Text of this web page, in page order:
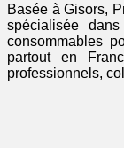
Basée à Gisors,
spécialisée
consommables
partout en
professionnels,